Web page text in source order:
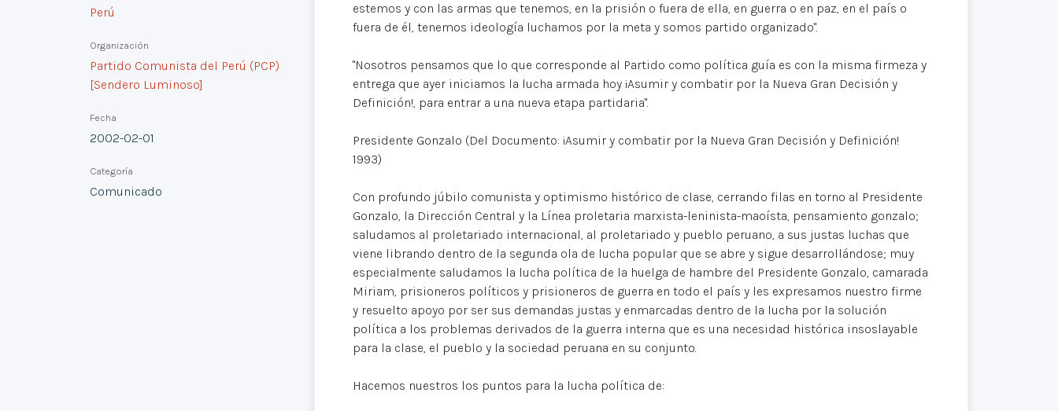
Perú
Organización
Partido Comunista del Perú (PCP)
[Sendero Luminoso]
Fecha
2002-02-01
Categoría
Comunicado
estemos y con las armas que tenemos, en la prisión o fuera de ella, en guerra o en paz, en el país o
fuera de él, tenemos ideología luchamos por la meta y somos partido organizado".
"Nosotros pensamos que lo que corresponde al Partido como política guía es con la misma firmeza y
entrega que ayer iniciamos la lucha armada hoy ¡Asumir y combatir por la Nueva Gran Decisión y
Definición!, para entrar a una nueva etapa partidaria".
Presidente Gonzalo (Del Documento: ¡Asumir y combatir por la Nueva Gran Decisión y Definición!
1993)
Con profundo júbilo comunista y optimismo histórico de clase, cerrando filas en torno al Presidente
Gonzalo, la Dirección Central y la Línea proletaria marxista-leninista-maoísta, pensamiento gonzalo;
saludamos al proletariado internacional, al proletariado y pueblo peruano, a sus justas luchas que
viene librando dentro de la segunda ola de lucha popular que se abre y sigue desarrollándose; muy
especialmente saludamos la lucha política de la huelga de hambre del Presidente Gonzalo, camarada
Miriam, prisioneros políticos y prisioneros de guerra en todo el país y les expresamos nuestro firme
y resuelto apoyo por ser sus demandas justas y enmarcadas dentro de la lucha por la solución
política a los problemas derivados de la guerra interna que es una necesidad histórica insoslayable
para la clase, el pueblo y la sociedad peruana en su conjunto.
Hacemos nuestros los puntos para la lucha política de: